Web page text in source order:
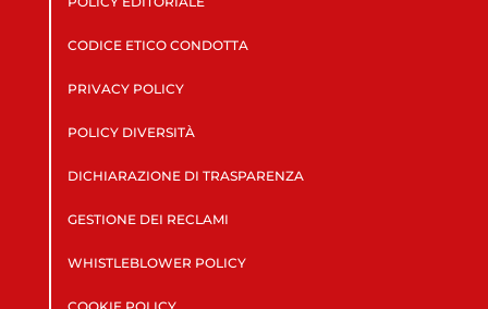
CODICE ETICO CONDOTTA
PRIVACY POLICY
POLICY DIVERSITÀ
DICHIARAZIONE DI TRASPARENZA
GESTIONE DEI RECLAMI
WHISTLEBLOWER POLICY